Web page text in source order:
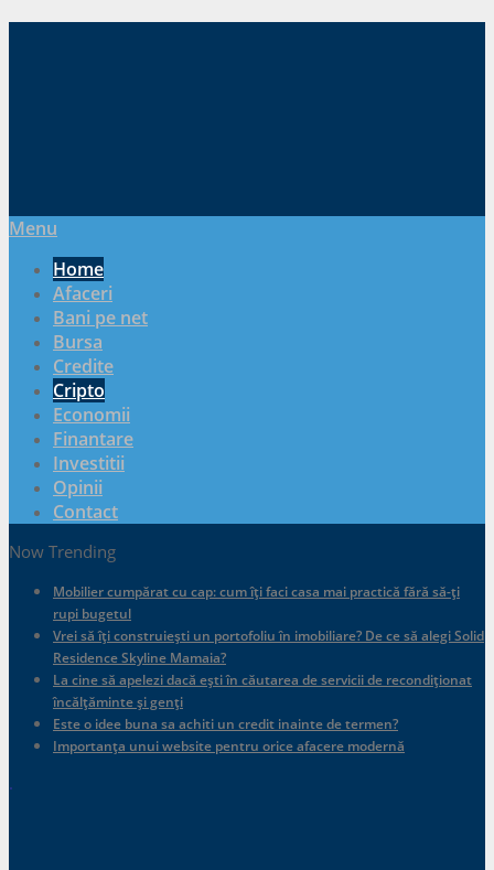
Menu
Home
Afaceri
Bani pe net
Bursa
Credite
Cripto
Economii
Finantare
Investitii
Opinii
Contact
Now Trending
Mobilier cumpărat cu cap: cum îți faci casa mai practică fără să-ți
rupi bugetul
Vrei să îți construiești un portofoliu în imobiliare? De ce să alegi Solid
Residence Skyline Mamaia?
La cine să apelezi dacă ești în căutarea de servicii de recondiționat
încălțăminte și genți
Este o idee buna sa achiti un credit inainte de termen?
Importanța unui website pentru orice afacere modernă
.